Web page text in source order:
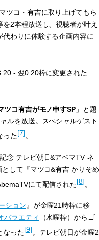
ツコ・有吉に取り上げてもら
2本程放送し、視聴者が叶え
わりに体験する企画内容に
- 翌0:20枠に変更された
ツコ有吉がモノ申すSP」と題
ルを放送。スペシャルゲスト
った[7]。
念 テレビ朝日&アベマTV ネ
して『マツコ&有吉 かりそめ
にて配信された[8]。
ション』が金曜21時枠に移
バラエティ
（水曜枠）からゴ
なった[9]。テレビ朝日が金曜2